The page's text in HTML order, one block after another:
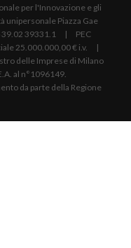
per l'Innovazione e gli
Piazza Gae
39331.1 | PEC
25.000.000,00 € i.v. |
delle Imprese di Milano
al n°1096149.
da parte della Regione